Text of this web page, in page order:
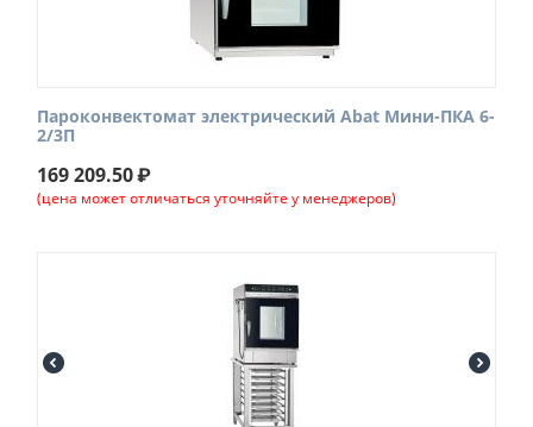
Пароконвектомат электрический Abat Мини-ПКА 6-
2/3П
169 209.50₽
(цена может отличаться уточняйте у менеджеров)